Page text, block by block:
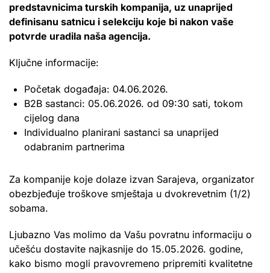
predstavnicima turskih kompanija, uz unaprijed
definisanu satnicu i selekciju koje bi nakon vaše
potvrde uradila naša agencija.
Ključne informacije:
Početak događaja: 04.06.2026.
B2B sastanci: 05.06.2026. od 09:30 sati, tokom
cijelog dana
Individualno planirani sastanci sa unaprijed
odabranim partnerima
Za kompanije koje dolaze izvan Sarajeva, organizator
obezbjeđuje troškove smještaja u dvokrevetnim (1/2)
sobama.
Ljubazno Vas molimo da Vašu povratnu informaciju o
učešću dostavite najkasnije do 15.05.2026. godine,
kako bismo mogli pravovremeno pripremiti kvalitetne